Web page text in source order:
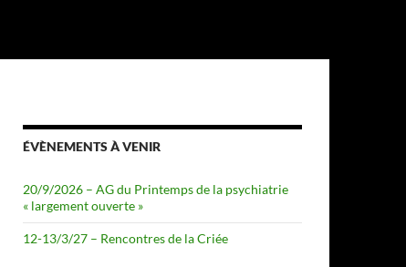
ÉVÈNEMENTS À VENIR
20/9/2026 – AG du Printemps de la psychiatrie
« largement ouverte »
12-13/3/27 – Rencontres de la Criée